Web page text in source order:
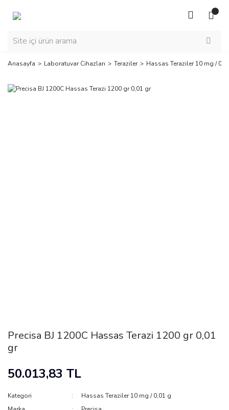
Anasayfa Laboratuvar Cihazları Teraziler Hassas Teraziler 10 mg /
Precisa BJ 1200C Hassas Terazi 1200 gr 0,01
gr
50.013,83 TL
Kategori
Hassas Teraziler 10 mg / 0,01 g